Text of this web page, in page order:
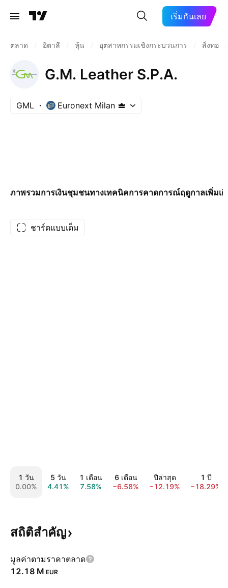
เริ่มกันเลย
ตลาด อิตาลี หุ้น อุตสาหกรรมเชิงกระบวนการ สิ่งทอ
G.M. Leather S.P.A.
GML Euronext Milan
ภาพรวมการเงินชุมชนทางเทคนิคการคาดการณ์ฤดูกาลเพิ่มเ
ชาร์ตแบบเต็ม
1 วัน
0.00%
5 วัน
4.41%
1 เดือน
7.58%
6 เดือน
−6.58%
ปีล่าสุด
−12.19%
1 ปี
−18.29%
สถิติสำคัญ
มูลค่าตามราคาตลาด
‪12.18 M‬ EUR